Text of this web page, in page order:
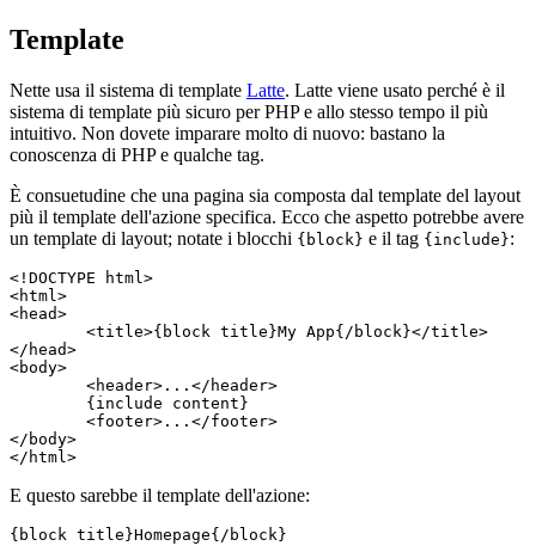
Template
Nette usa il sistema di template Latte. Latte viene usato perché è il
sistema di template più sicuro per PHP e allo stesso tempo il più
intuitivo. Non dovete imparare molto di nuovo: bastano la
conoscenza di PHP e qualche tag.
È consuetudine che una pagina sia composta dal template del layout
più il template dell'azione specifica. Ecco che aspetto potrebbe avere
un template di layout; notate i blocchi {block} e il tag {include}:
<!DOCTYPE html>
<html>
<head>
</head>
<body>
</body>
E questo sarebbe il template dell'azione:
{block title}Homepage{/block}